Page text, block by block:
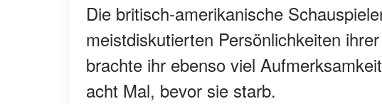
Die britisch-amerikanische
meistdiskutierten Persönlichkeiten
brachte ihr ebenso viel
acht Mal, bevor sie starb.